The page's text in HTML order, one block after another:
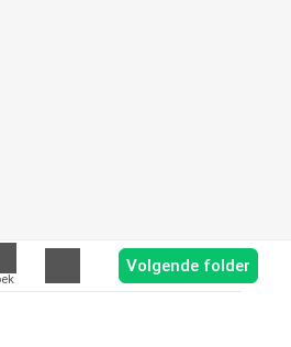
Volgende folder